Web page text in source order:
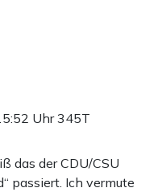
Uhr345T
das der CDU/CSU
passiert. Ich vermute